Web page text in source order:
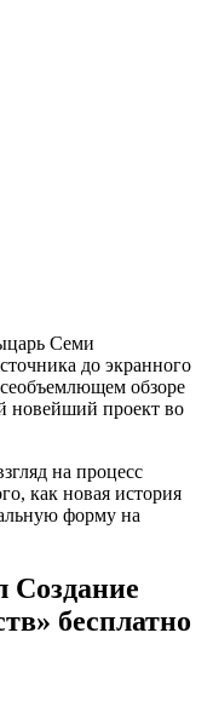
Семи
до экранного
обзоре
новейший проект во
на процесс
как новая история
форму на
Создание
бесплатно